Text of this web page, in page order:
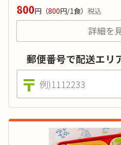
価格はおかずのみの場合（ごは
刻み食は＋60円にて対応可能で
は、代替メニューもございます。
800円 （800円/1食）税込
たんぱく質や塩分に制限
ン、水分にも配慮が必要
す。持病をお持ちの方は
くことをお勧めします。
詳細を
郵便番号で配送エリ